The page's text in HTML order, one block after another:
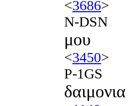
<3686>
N-DSN
μου
<3450>
P-1GS
δαιμονια